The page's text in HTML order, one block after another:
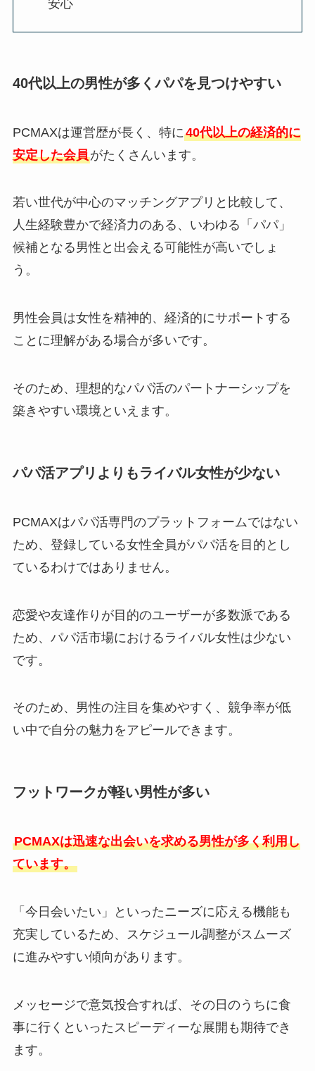
安心
40代以上の男性が多くパパを見つけやすい
PCMAXは運営歴が長く、特に40代以上の経済的に
安定した会員がたくさんいます。
若い世代が中心のマッチングアプリと比較して、
人生経験豊かで経済力のある、いわゆる「パパ」
候補となる男性と出会える可能性が高いでしょ
う。
男性会員は女性を精神的、経済的にサポートする
ことに理解がある場合が多いです。
そのため、理想的なパパ活のパートナーシップを
築きやすい環境といえます。
パパ活アプリよりもライバル女性が少ない
PCMAXはパパ活専門のプラットフォームではない
ため、登録している女性全員がパパ活を目的とし
ているわけではありません。
恋愛や友達作りが目的のユーザーが多数派である
ため、パパ活市場におけるライバル女性は少ない
です。
そのため、男性の注目を集めやすく、競争率が低
い中で自分の魅力をアピールできます。
フットワークが軽い男性が多い
PCMAXは迅速な出会いを求める男性が多く利用し
ています。
「今日会いたい」といったニーズに応える機能も
充実しているため、スケジュール調整がスムーズ
に進みやすい傾向があります。
メッセージで意気投合すれば、その日のうちに食
事に行くといったスピーディーな展開も期待でき
ます。